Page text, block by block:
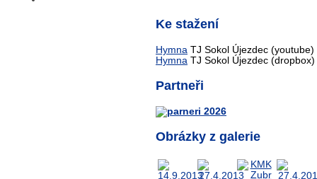
Ke stažení
Hymna TJ Sokol Újezdec (youtube)
Hymna TJ Sokol Újezdec (dropbox)
Partneři
Obrázky z galerie